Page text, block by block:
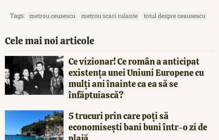
Tags: metrou ceusescu metrou scari rulante totul despre ceausescu
Cele mai noi articole
Ce vizionar! Ce român a anticipat
existența unei Uniuni Europene cu
mulți ani înainte ca ea să se
înfăptuiască?
5 trucuri prin care poți să
economisești bani buni într-o zi de